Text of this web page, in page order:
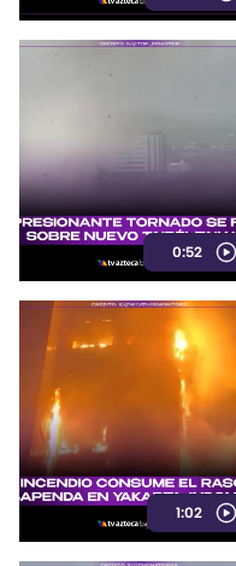
0:52
1:02